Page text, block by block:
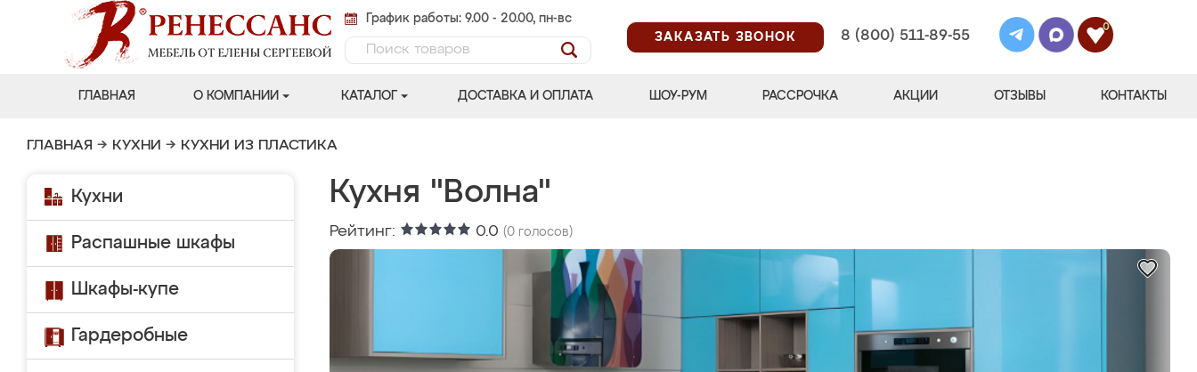
График работы: 9.00 - 20.00, пн-вс
ЗАКАЗАТЬ ЗВОНОК
8 (800) 511-89-55
0
ГЛАВНАЯ О КОМПАНИИ КАТАЛОГ ДОСТАВКА И ОПЛАТА ШОУ-РУМ РАССРОЧКА АКЦИИ ОТЗЫВЫ КОНТАКТЫ
ГЛАВНАЯ → КУХНИ → КУХНИ ИЗ ПЛАСТИКА
Кухни
Распашные шкафы
Шкафы-купе
Гардеробные
Кухня "Волна"
Рейтинг: 0.0 (0 голосов)